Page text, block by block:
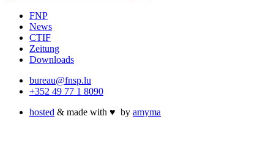
FNP
News
CTIF
Zeitung
Downloads
bureau@fnsp.lu
+352 49 77 1 8090
hosted & made with ♥ by amyma